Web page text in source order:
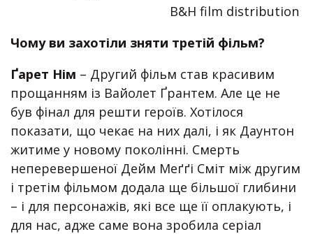
B&H film distribution
Чому ви захотіли зняти третій фільм?
Ґарет Нім – Другий фільм став красивим
прощанням із Вайолет Ґрантем. Але це не
був фінал для решти героїв. Хотілося
показати, що чекає на них далі, і як Даунтон
житиме у новому поколінні. Смерть
неперевершеної Дейм Меґґі Сміт між другим
і третім фільмом додала ще більшої глибини
– і для персонажів, які все ще її оплакують, і
для нас, адже саме вона зробила серіал